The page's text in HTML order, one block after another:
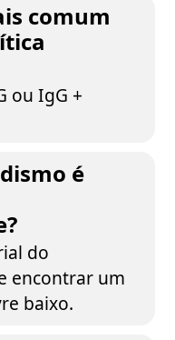
comum
ou IgG +
é
do
encontrar um
baixo.